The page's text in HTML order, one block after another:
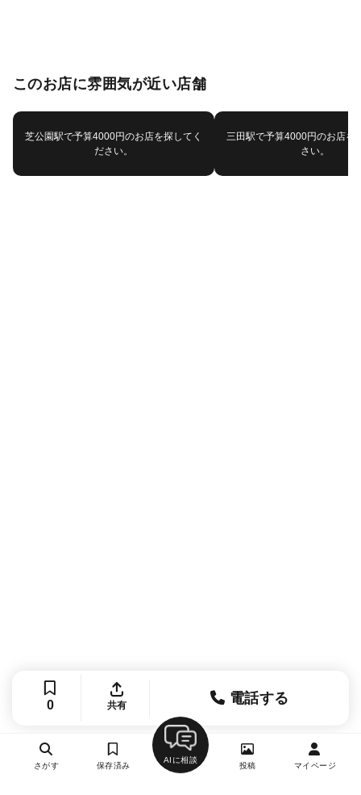
このお店に雰囲気が近い店舗
芝公園駅で予算4000円のお店を探してく
ださい。
三田駅で予算4000円のお店を
さい。
0 共有 電話する
さがす 保存済み
AIに相談
投稿 マイページ